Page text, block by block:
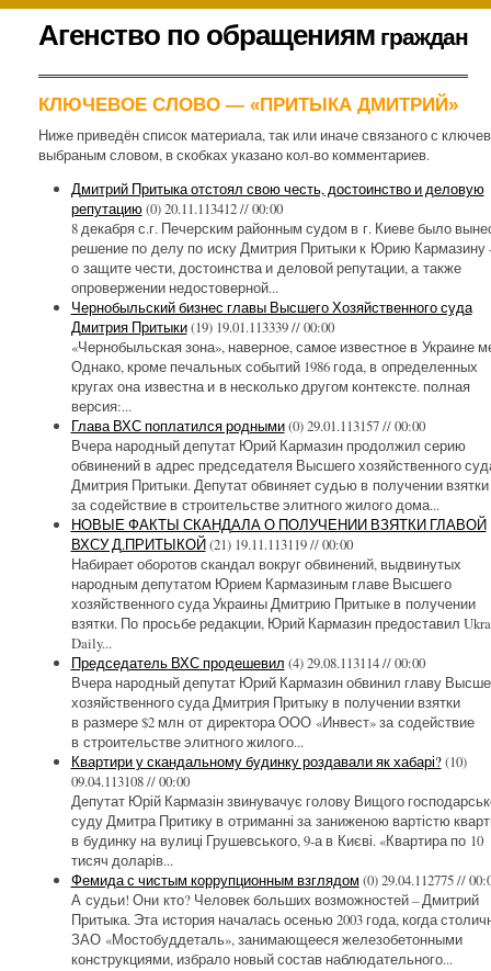
К
содержимому .
Агенство по обращениямграждан
КЛЮЧЕВОЕ СЛОВО — «ПРИТЫКА ДМИТРИЙ»
Ниже приведён список материала, так или иначе связаного с
выбраным словом, в скобках указано кол-во комментариев.
Дмитрий Притыка отстоял свою честь, достоинство и деловую
репутацию(0)20.11.113412 // 00:00
8 декабря с.г. Печерским районным судом в г. Киеве было
решение по делу по иску Дмитрия Притыки к Юрию
о защите чести, достоинства и деловой репутации, а также
опровержении недостоверной...
Чернобыльский бизнес главы Высшего Хозяйственного суда
Дмитрия Притыки(19) 19.01.113339 // 00:00
«Чернобыльская зона», наверное, самое известное в Украине
Однако, кроме печальных событий 1986 года, в определенных
кругах она известна и в несколько другом контексте. полная
версия:...
Глава ВХС поплатился родными(0)29.01.113157 // 00:00
Вчера народный депутат Юрий Кармазин продолжил серию
обвинений в адрес председателя Высшего хозяйственного
Дмитрия Притыки. Депутат обвиняет судью в получении взятки
за содействие в строительстве элитного жилого дома...
НОВЫЕ ФАКТЫ СКАНДАЛА О ПОЛУЧЕНИИ ВЗЯТКИ ГЛАВОЙ
ВХСУ Д.ПРИТЫКОЙ(21) 19.11.113119 // 00:00
Набирает оборотов скандал вокруг обвинений, выдвинутых
народным депутатом Юрием Кармазиным главе Высшего
хозяйственного суда Украины Дмитрию Притыке в получении
взятки. По просьбе редакции, Юрий Кармазин предоставил
Daily...
Председатель ВХС продешевил (4)29.08.113114 // 00:00
Вчера народный депутат Юрий Кармазин обвинил главу
хозяйственного суда Дмитрия Притыку в получении взятки
в размере $2 млн от директора ООО «Инвест» за содействие
в строительстве элитного жилого...
Квартири у скандальному будинку роздавали як хабарі?(10)
09.04.113108 // 00:00
Депутат Юрій Кармазін звинувачує голову Вищого
суду Дмитра Притику в отриманні за заниженою вартістю
в будинку на вулиці Грушевського, 9-а в Києві. «Квартира по 10
тисяч доларів...
Фемида с чистым коррупционным взглядом (0)29.04.112775 //
А судьи! Они кто? Человек больших возможностей – Дмитрий
Притыка. Эта история началась осенью 2003 года, когда
ЗАО «Мостобуддеталь», занимающееся железобетонными
конструкциями, избрало новый состав наблюдательного...